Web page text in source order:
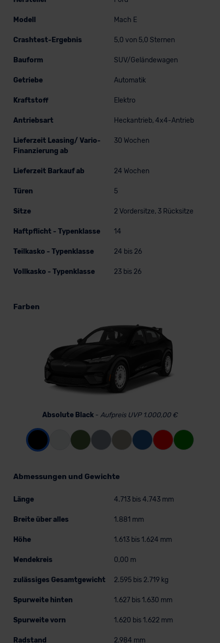
Modell Mach E
Crashtest-Ergebnis 5,0 von 5,0 Sternen
Bauform SUV/Geländewagen
Getriebe Automatik
Kraftstoff Elektro
Antriebsart Heckantrieb, 4x4-Antrieb
Lieferzeit Leasing/ Vario-
Finanzierung ab
30 Wochen
Lieferzeit Barkauf ab 24 Wochen
Türen 5
Sitze 2 Vordersitze, 3 Rücksitze
Haftpflicht - Typenklasse 14
Teilkasko - Typenklasse 24 bis 26
Vollkasko - Typenklasse 23 bis 26
Farben
Absolute Black -Aufpreis UVP 1.000,00 €
Abmessungen und Gewichte
Länge 4.713 bis 4.743 mm
Breite über alles 1.881 mm
Höhe 1.613 bis 1.624 mm
Wendekreis 0,00 m
zulässiges Gesamtgewicht 2.595 bis 2.719 kg
Spurweite hinten 1.627 bis 1.630 mm
Spurweite vorn 1.620 bis 1.622 mm
Radstand 2.984 mm